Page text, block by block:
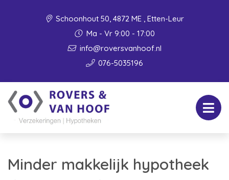
Schoonhout 50, 4872 ME , Etten-Leur
Ma - Vr 9:00 - 17:00
info@roversvanhoof.nl
076-5035196
Minder makkelijk hypotheek